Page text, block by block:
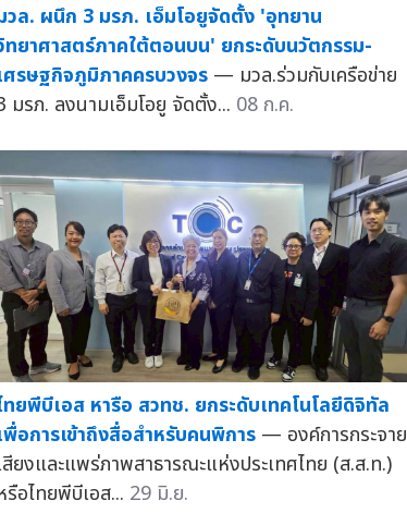
วล. ผนึก 3 มรภ. เอ็มโอยูจัดตั้ง 'อุทยาน
ทยาศาสตร์ภาคใต้ตอนบน' ยกระดับนวัตกรรม-
ศรษฐกิจภูมิภาคครบวงจร — มวล.ร่วมกับเครือข่าย
มรภ. ลงนามเอ็มโอยู จัดตั้ง... 08 ก.ค.
ทยพีบีเอส หารือ สวทช. ยกระดับเทคโนโลยีดิจิทัล
พื่อการเข้าถึงสื่อสำหรับคนพิการ — องค์การกระจาย
สียงและแพร่ภาพสาธารณะแห่งประเทศไทย (ส.ส.ท.)
รือไทยพีบีเอส... 29 มิ.ย.